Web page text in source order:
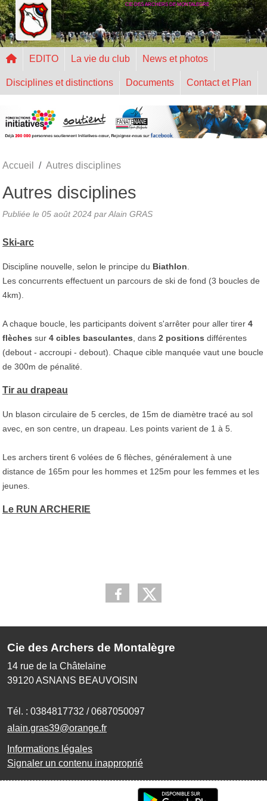
CIE DES ARCHERS DE MONTALEGRE
EDITO La vie du club News et photos
Disciplines et distinctions Documents Contact et Plan
Accueil Autres disciplines
Autres disciplines
Publiée le 05 août 2024 par Alain GRAS
Ski-arc
Discipline nouvelle, selon le principe du Biathlon
Les concurrents effectuent un parcours de ski de fond (3 boucles de
4km).
A chaque boucle, les participants doivent s'arrêter pour aller tirer 4
flèches sur 4 cibles basculantes , dans 2 positions différentes
(debout - accroupi - debout). Chaque cible manquée vaut une boucle
de 300m de pénalité.
Tir au drapeau
Un blason circulaire de 5 cercles, de 15m de diamètre tracé au sol
avec, en son centre, un drapeau. Les points varient de 1 à 5.
Les archers tirent 6 volées de 6 flèches, généralement à une
distance de 165m pour les hommes et 125m pour les femmes et les
jeunes.
Le RUN ARCHERIE
Cie des Archers de Montalègre
14 rue de la Châtelaine
39120ASNANS BEAUVOISIN
Tél. : 0384817732 / 0687050097
alain.gras39@orange.fr
Informations légales
Signaler un contenu inapproprié
Panneau de gestion des cookies